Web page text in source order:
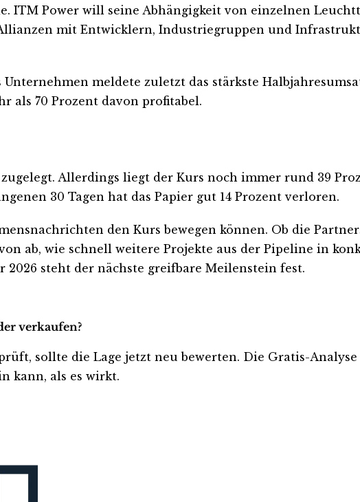
ITM Power will seine Abhängigkeit von einzelnen
mit Entwicklern, Industriegruppen und
meldete zuletzt das stärkste
als 70 Prozent davon profitabel.
Allerdings liegt der Kurs noch immer rund 39
30 Tagen hat das Papier gut 14 Prozent verloren.
den Kurs bewegen können. Ob die
ab, wie schnell weitere Projekte aus der Pipeline in
steht der nächste greifbare Meilenstein fest.
verkaufen?
sollte die Lage jetzt neu bewerten. Die Gratis-
kann, als es wirkt.